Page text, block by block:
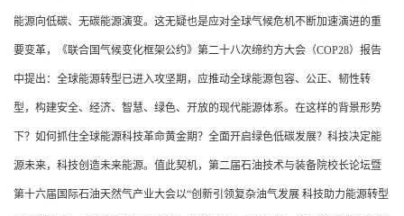
能源向低碳、无碳能源演变。这无疑也是应对全球气候危机不断加速演进的重
要变革，《联合国气候变化框架公约》第二十八次缔约方大会（COP28）报告
中提出：全球能源转型已进入攻坚期，应推动全球能源包容、公正、韧性转
型，构建安全、经济、智慧、绿色、开放的现代能源体系。在这样的背景形势
下？如何抓住全球能源科技革命黄金期？全面开启绿色低碳发展？科技决定能
源未来，科技创造未来能源。值此契机，第二届石油技术与装备院校长论坛暨
第十六届国际石油天然气产业大会以“创新引领复杂油气发展 科技助力能源转型